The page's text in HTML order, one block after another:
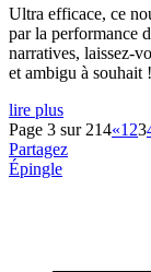
Ultra efficace, ce
par la performance
narratives, laissez-
et ambigu à souhait !
lire plus
Page 3 sur 214«1 23
Partagez
Épingle